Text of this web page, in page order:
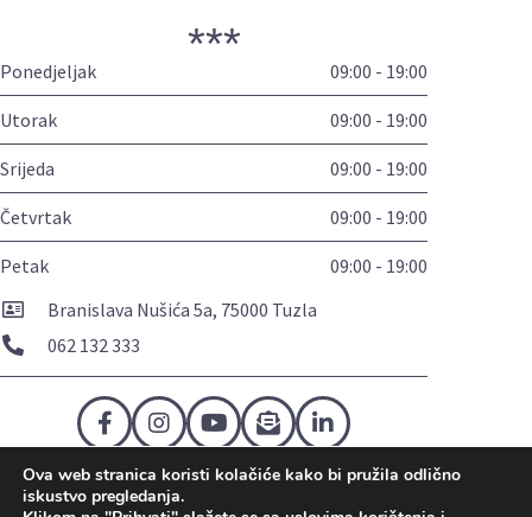
***
Ponedjeljak 09:00 - 19:00
Utorak 09:00 - 19:00
Srijeda 09:00 - 19:00
Četvrtak 09:00 - 19:00
Petak
09:00 - 19:00
Branislava Nušića 5a, 75000 Tuzla
062 132 333
Politika privatnostiPolitika kolačićaUslovi korištenja
Mapa sajta
Ova web stranica koristi kolačiće kako bi pružila odlično
iskustvo pregledanja.